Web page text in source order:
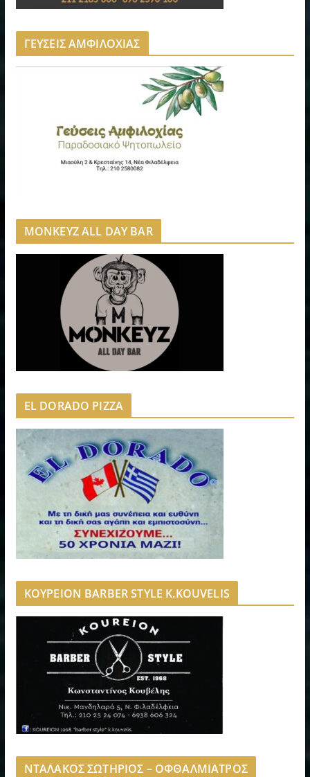
ΓΕΥΣΕΙΣ ΑΜΦΙΛΟΧΙΑΣ
MONKEYZ ALL DAY BAR
EL DORADO PIZZA
ΚΟΥΡΕΙΟΝ BARBER STYLE K.KOUVELIS
ΝΤΑΛΑΚΟΣ ΣΩΤΗΡΙΟΣ – ΟΦΘΑΛΜΙΑΤΡΟΣ